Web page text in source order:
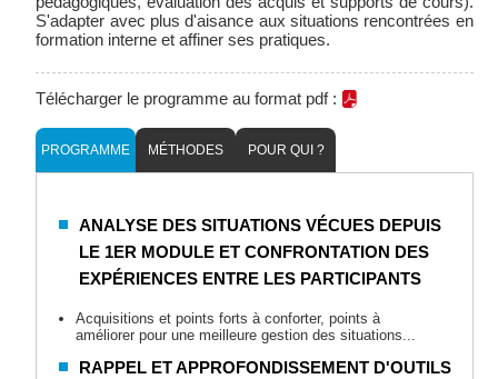
S'adapter avec plus d'aisance aux situations rencontrées en
formation interne et affiner ses pratiques.
Télécharger le programme au format pdf :
PROGRAMME MÉTHODES POUR QUI ?
ANALYSE DES SITUATIONS VÉCUES DEPUIS
LE 1ER MODULE ET CONFRONTATION DES
EXPÉRIENCES ENTRE LES PARTICIPANTS
Acquisitions et points forts à conforter, points à
améliorer pour une meilleure gestion des situations...
RAPPEL ET APPROFONDISSEMENT D'OUTILS